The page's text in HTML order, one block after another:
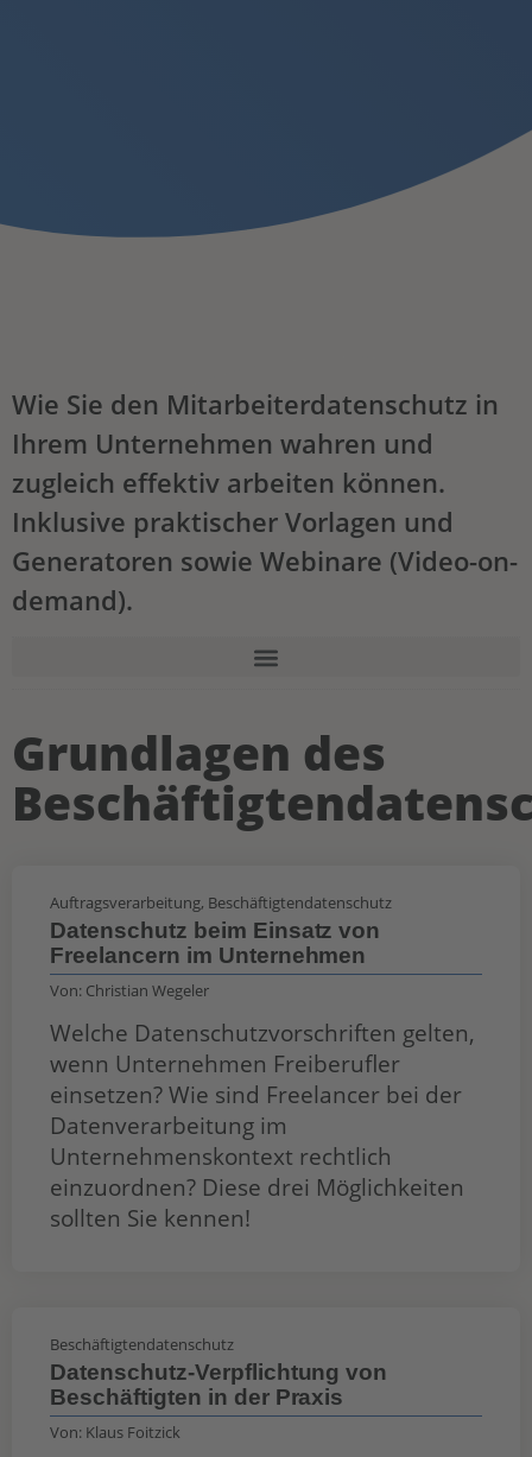
Wie Sie den Mitarbeiterdatenschutz in
Ihrem Unternehmen wahren und
zugleich effektiv arbeiten können.
Inklusive praktischer Vorlagen und
Generatoren sowie Webinare (Video-on-
demand).
Grundlagen des
Auftragsverarbeitung, Beschäftigtendatenschutz
Datenschutz beim Einsatz von
Freelancern im Unternehmen
Von: Christian Wegeler
Welche Datenschutzvorschriften gelten,
wenn Unternehmen Freiberufler
einsetzen? Wie sind Freelancer bei der
Datenverarbeitung im
Unternehmenskontext rechtlich
einzuordnen? Diese drei Möglichkeiten
sollten Sie kennen!
Beschäftigtendatenschutz
Datenschutz-Verpflichtung von
Beschäftigten in der Praxis
Von: Klaus Foitzick